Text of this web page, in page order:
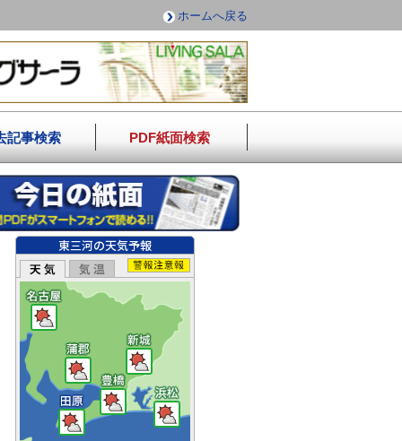
ホームへ戻る
記事検索 PDF紙面検索